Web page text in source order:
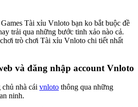
Tài xỉu Vnloto bạn ko bắt buộc đề
trải qua những bước tinh xảo nào cả.
trò chơi Tài xỉu Vnloto chi tiết nhất
và đăng nhập account Vnloto
nhà cái vnloto thông qua những
ninh.